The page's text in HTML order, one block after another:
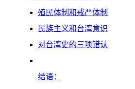
殖民体制和戒严体制
民族主义和台湾意识
对台湾史的三项错认
结语：